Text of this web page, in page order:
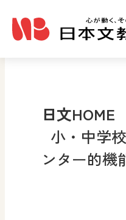
日文HOME
小・中学
ンター的機